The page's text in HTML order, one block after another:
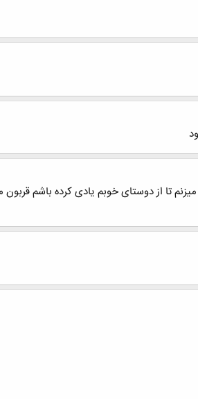
تا از دوستای خوبم یادی کرده باشم